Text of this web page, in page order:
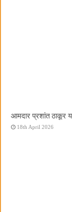
आमदार प्रशांत ठाकूर
18th April 2026